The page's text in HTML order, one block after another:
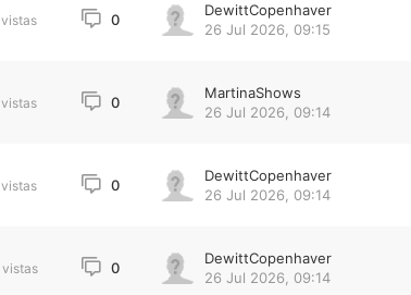
vistas 0
DewittCopenhaver
26 Jul 2026, 09:15
vistas 0
MartinaShows
26 Jul 2026, 09:14
vistas 0
DewittCopenhaver
26 Jul 2026, 09:14
vistas 0
DewittCopenhaver
26 Jul 2026, 09:14